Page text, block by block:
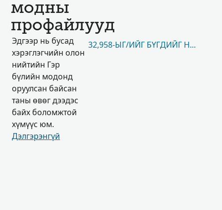
модны
профайлууд
Эдгээр нь бусад
хэрэглэгчийн олон
нийтийн Гэр
бүлийн модонд
оруулсан байсан
таны өвөг дээдэс
байх боломжтой
хүмүүс юм.
Дэлгэрэнгүй
32,958-ЫГ/ИЙГ БҮГДИЙГ НЬ ҮЗЭХ